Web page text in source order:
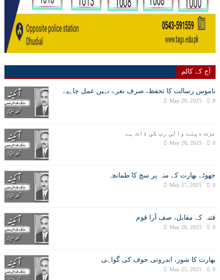
آج کے کالم
ناموس رسالت کا تحفظ، صرف نعرے نہیں عمل چاہیے
May 29, 2025 0
عزت دینے والی رب کی ذات ہے
May 28, 2025 0
جھوٹے بھارت کے منہ پر سچ کا طمانچہ
May 27, 2025 0
فتنہ کے مقابل، صف آرا قوم
May 26, 2025 0
بھارت کا شور، اندرونی خوف کی گواہی
May 25, 2025 0